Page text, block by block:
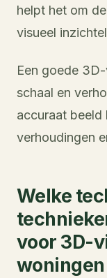
helpt het om
visueel
Een goede
schaal en
accuraat beeld
verhoudingen
Welke
voor 3D-
woningen